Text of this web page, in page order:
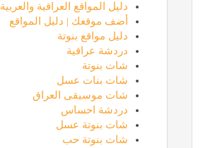
دليل المواقع العراقية والعربية
أضف موقعك | دليل المواقع
دليل مواقع بنوتة
دردشة عراقية
شات بنوتة
شات بنات عسل
شات موسيقى العراق
دردشة احساس
شات بنوتة عسل
شات بنوتة حب